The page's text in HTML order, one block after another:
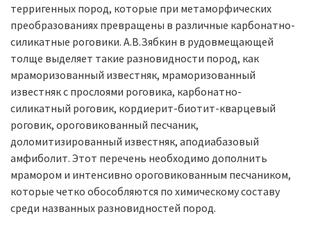
терригенных пород, которые при метаморфических
преобразованиях превращены в различные карбонатно-
силикатные роговики. А.В.Зябкин в рудовмещающей
толще выделяет такие разновидности пород, как
мраморизованный известняк, мраморизованный
известняк с прослоями роговика, карбонатно-
силикатный роговик, кордиерит-биотит-кварцевый
роговик, ороговикованный песчаник,
доломитизированный известняк, аподиабазовый
амфиболит. Этот перечень необходимо дополнить
мрамором и интенсивно ороговикованным песчаником,
которые четко обособляются по химическому составу
среди названных разновидностей пород.